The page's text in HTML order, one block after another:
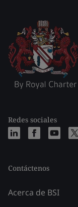
Redes sociales
Contáctenos
Acerca de BSI